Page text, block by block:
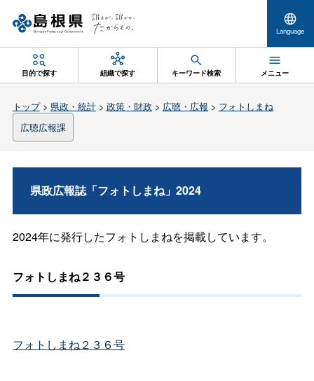
Language
目的で探す 組織で探す キーワード検索 メニュー
トップ> 県政・統計> 政策・財政 > 広聴・広報 > フォトしまね
広聴広報課
県政広報誌「フォトしまね」2024
2024年に発行したフォトしまねを掲載しています。
フォトしまね２３６号
フォトしまね２３６号